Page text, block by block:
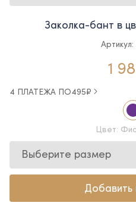
Заколка-бант в
1
4 ПЛАТЕЖА ПО495₽
Цвет:
Выберите размер
Добавить